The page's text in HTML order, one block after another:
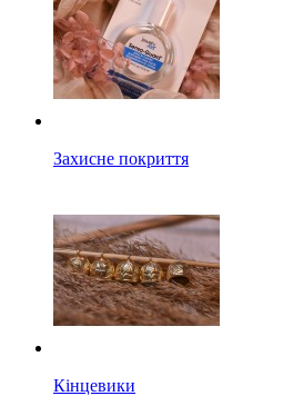
Захисне покриття
Кінцевики